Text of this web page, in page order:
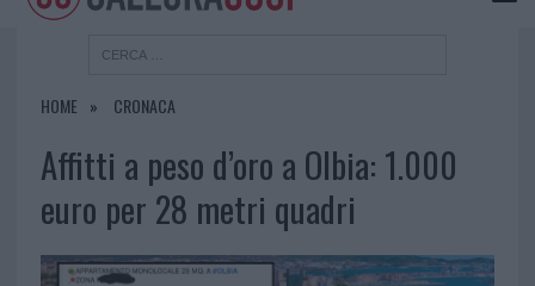
HOME CRONACA
Affitti a peso d’oro a Olbia: 1.000
euro per 28 metri quadri